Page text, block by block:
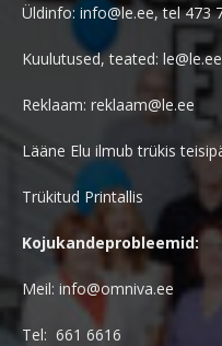
Üldinfo: info@le.ee, tel 473
Kuulutused, teated: le@le.ee
Reklaam: reklaam@le.ee
Lääne Elu ilmub trükis
Trükitud Printallis
Kojukandeprobleemid:
Meil: info@omniva.ee
Tel: 661 6616